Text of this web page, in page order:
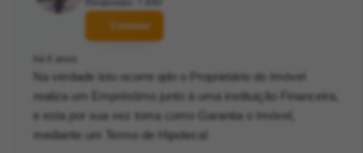
Contatar
Na verdade isto ocorre qdo o Proprietário do Imóvel
realiza um Empréstimo junto à uma instituição Financeira,
e esta por sua vez toma como Garantia o Imóvel,
mediante um Termo de Hipoteca!